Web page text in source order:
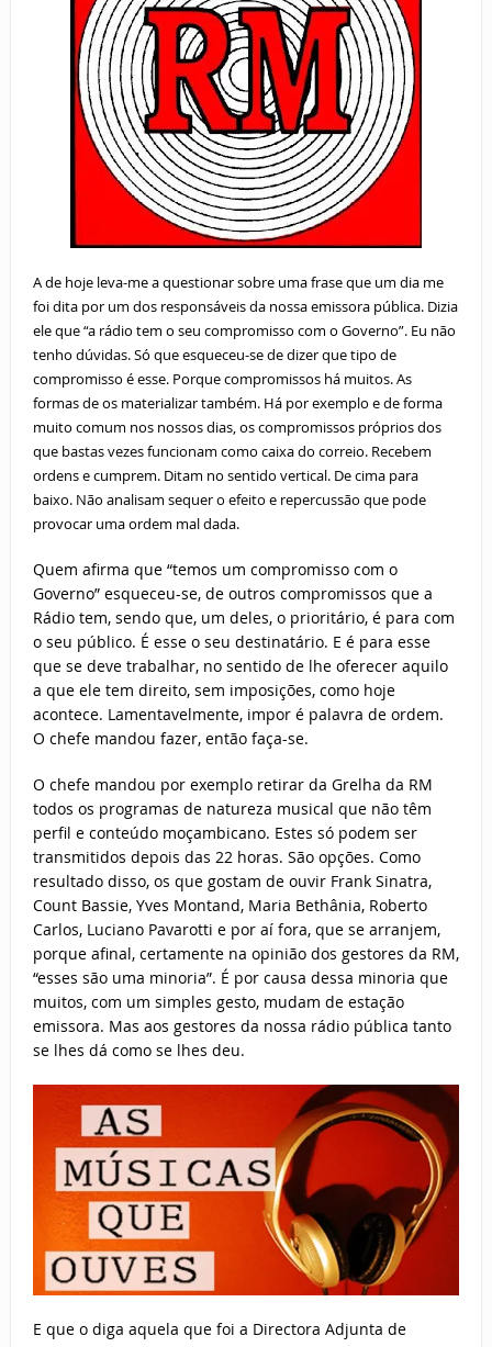
A de hoje leva-me a questionar sobre uma frase que um dia me
foi dita por um dos responsáveis da nossa emissora pública. Dizia
ele que “a rádio tem o seu compromisso com o Governo”. Eu não
tenho dúvidas. Só que esqueceu-se de dizer que tipo de
compromisso é esse. Porque compromissos há muitos. As
formas de os materializar também. Há por exemplo e de forma
muito comum nos nossos dias, os compromissos próprios dos
que bastas vezes funcionam como caixa do correio. Recebem
ordens e cumprem. Ditam no sentido vertical. De cima para
baixo. Não analisam sequer o efeito e repercussão que pode
provocar uma ordem mal dada.
Quem afirma que “temos um compromisso com o
Governo” esqueceu-se, de outros compromissos que a
Rádio tem, sendo que, um deles, o prioritário, é para com
o seu público. É esse o seu destinatário. E é para esse
que se deve trabalhar, no sentido de lhe oferecer aquilo
a que ele tem direito, sem imposições, como hoje
acontece. Lamentavelmente, impor é palavra de ordem.
O chefe mandou fazer, então faça-se.
O chefe mandou por exemplo retirar da Grelha da RM
todos os programas de natureza musical que não têm
perfil e conteúdo moçambicano. Estes só podem ser
transmitidos depois das 22 horas. São opções. Como
resultado disso, os que gostam de ouvir Frank Sinatra,
Count Bassie, Yves Montand, Maria Bethânia, Roberto
Carlos, Luciano Pavarotti e por aí fora, que se arranjem,
porque afinal, certamente na opinião dos gestores da RM,
“esses são uma minoria”. É por causa dessa minoria que
muitos, com um simples gesto, mudam de estação
emissora. Mas aos gestores da nossa rádio pública tanto
se lhes dá como se lhes deu.
E que o diga aquela que foi a Directora Adjunta de